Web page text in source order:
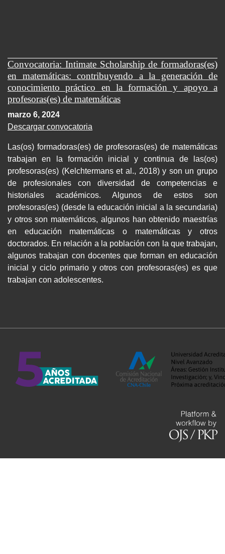
Convocatoria: Intimate Scholarship de formadoras(es)
en matemáticas: contribuyendo a la generación de
conocimiento práctico en la formación y apoyo a
profesoras(es) de matemáticas
marzo 6, 2024
Descargar convocatoria
Las(os) formadoras(es) de profesoras(es) de matemáticas
trabajan en la formación inicial y continua de las(os)
profesoras(es) (Kelchtermans et al., 2018) y son un grupo
de profesionales con diversidad de competencias e
historiales académicos. Algunos de estos son
profesoras(es) (desde la educación inicial a la secundaria)
y otros son matemáticos, algunos han obtenido maestrías
en educación matemáticas o matemáticas y otros
doctorados. En relación a la población con la que trabajan,
algunos trabajan con docentes que forman en educación
inicial y ciclo primario y otros con profesoras(es) es que
trabajan con adolescentes.